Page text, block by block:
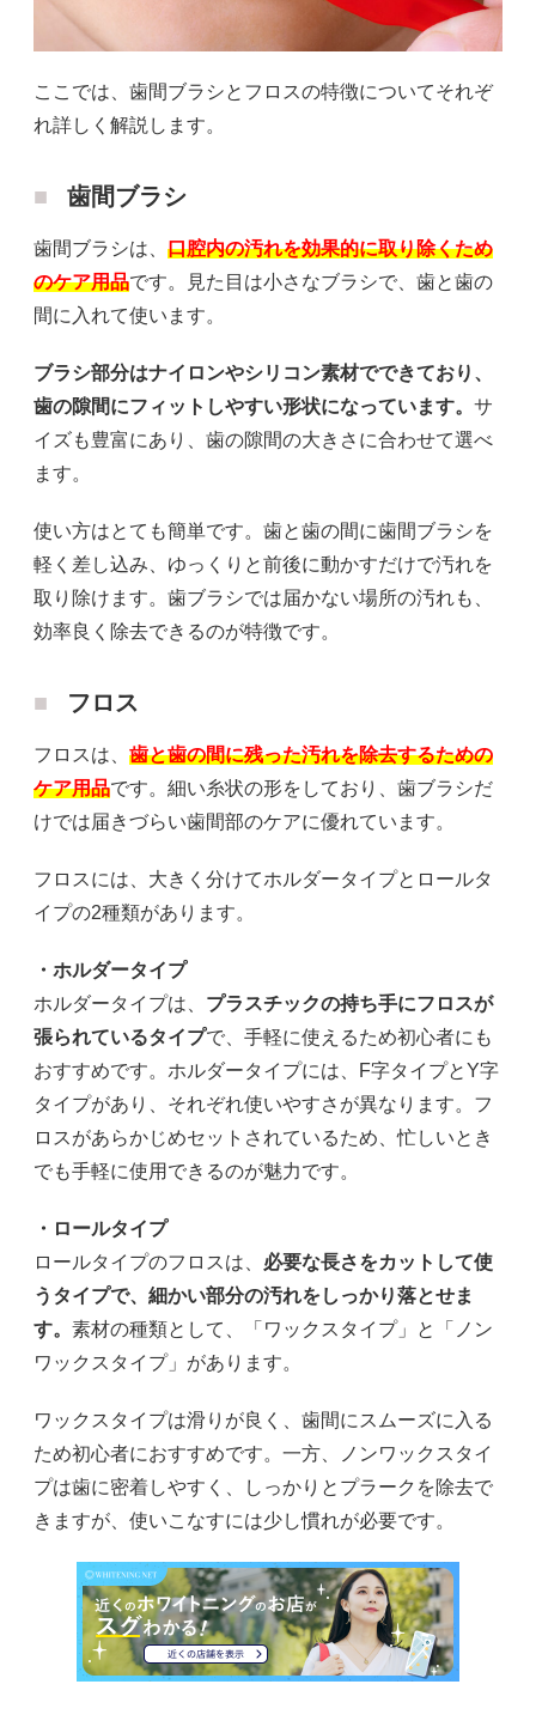
ここでは、歯間ブラシとフロスの特徴についてそれぞ
れ詳しく解説します。
歯間ブラシ
歯間ブラシは、 口腔内の汚れを効果的に取り除くため
のケア用品です。見た目は小さなブラシで、歯と歯の
間に入れて使います。
ブラシ部分はナイロンやシリコン素材でできており、
歯の隙間にフィットしやすい形状になっています。 サ
イズも豊富にあり、歯の隙間の大きさに合わせて選べ
ます。
使い方はとても簡単です。歯と歯の間に歯間ブラシを
軽く差し込み、ゆっくりと前後に動かすだけで汚れを
取り除けます。歯ブラシでは届かない場所の汚れも、
効率良く除去できるのが特徴です。
フロス
フロスは、 歯と歯の間に残った汚れを除去するための
ケア用品です。細い糸状の形をしており、歯ブラシだ
けでは届きづらい歯間部のケアに優れています。
フロスには、大きく分けてホルダータイプとロールタ
イプの2種類があります。
・ホルダータイプ
ホルダータイプは、 プラスチックの持ち手にフロスが
張られているタイプで、手軽に使えるため初心者にも
おすすめです。ホルダータイプには、F字タイプとY字
タイプがあり、それぞれ使いやすさが異なります。フ
ロスがあらかじめセットされているため、忙しいとき
でも手軽に使用できるのが魅力です。
・ロールタイプ
ロールタイプのフロスは、 必要な長さをカットして使
うタイプで、細かい部分の汚れをしっかり落とせま
す。 素材の種類として、「ワックスタイプ」と「ノン
ワックスタイプ」があります。
ワックスタイプは滑りが良く、歯間にスムーズに入る
ため初心者におすすめです。一方、ノンワックスタイ
プは歯に密着しやすく、しっかりとプラークを除去で
きますが、使いこなすには少し慣れが必要です。